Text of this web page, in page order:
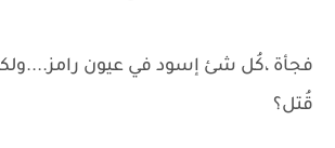
فجأة ،كُل شئ إسود في عيون
قُتل؟